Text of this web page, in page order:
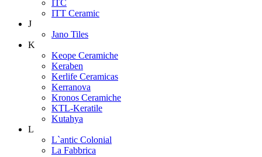
ITC
ITT Ceramic
J
Jano Tiles
K
Keope Ceramiche
Keraben
Kerlife Ceramicas
Kerranova
Kronos Ceramiche
KTL-Keratile
Kutahya
L
L`antic Colonial
La Fabbrica